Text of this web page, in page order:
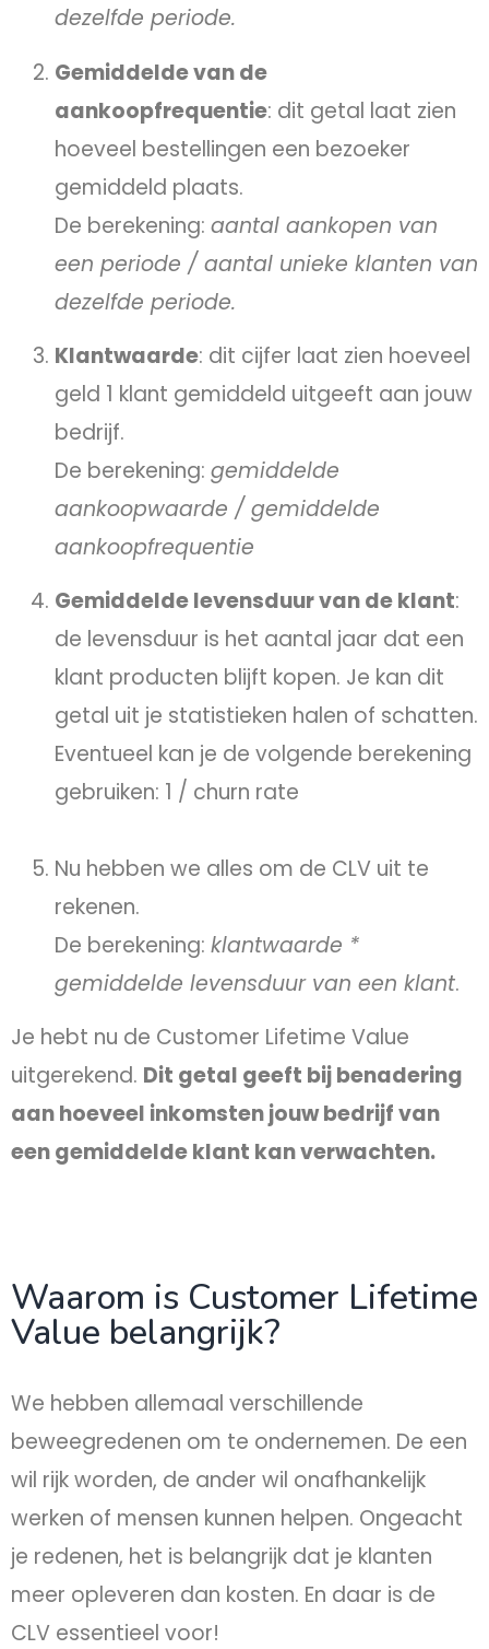
dezelfde periode.
Gemiddelde van de
aankoopfrequentie: dit getal laat zien
hoeveel bestellingen een bezoeker
gemiddeld plaats.
De berekening: aantal aankopen van
een periode / aantal unieke klanten van
dezelfde periode.
Klantwaarde: dit cijfer laat zien hoeveel
geld 1 klant gemiddeld uitgeeft aan jouw
bedrijf.
De berekening: gemiddelde
aankoopwaarde / gemiddelde
aankoopfrequentie
Gemiddelde levensduur van de klant:
de levensduur is het aantal jaar dat een
klant producten blijft kopen. Je kan dit
getal uit je statistieken halen of schatten.
Eventueel kan je de volgende berekening
gebruiken: 1 / churn rate
Nu hebben we alles om de CLV uit te
rekenen.
De berekening: klantwaarde *
gemiddelde levensduur van een klant.
Je hebt nu de Customer Lifetime Value
uitgerekend. Dit getal geeft bij benadering
aan hoeveel inkomsten jouw bedrijf van
een gemiddelde klant kan verwachten.
Waarom is Customer Lifetime
Value belangrijk?
We hebben allemaal verschillende
beweegredenen om te ondernemen. De een
wil rijk worden, de ander wil onafhankelijk
werken of mensen kunnen helpen. Ongeacht
je redenen, het is belangrijk dat je klanten
meer opleveren dan kosten. En daar is de
CLV essentieel voor!